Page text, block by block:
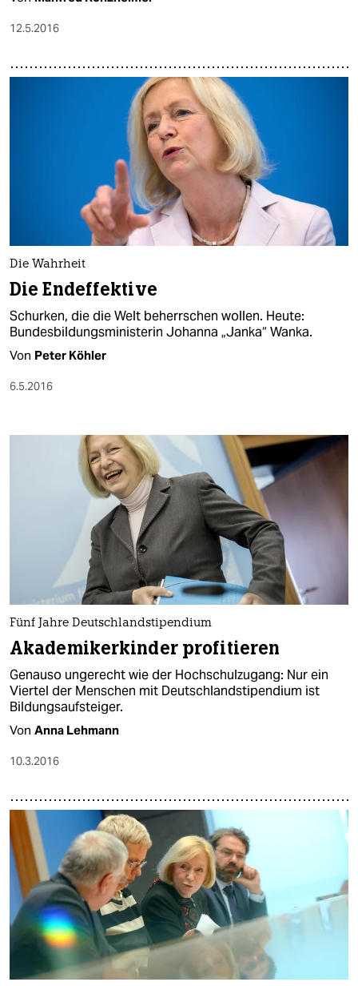
12.5.2016
Die Wahrheit
Die Endeffektive
Schurken, die die Welt beherrschen wollen. Heute:
Bundesbildungsministerin Johanna „Janka“ Wanka.
Von Peter Köhler
6.5.2016
Fünf Jahre Deutschlandstipendium
Akademikerkinder profitieren
Genauso ungerecht wie der Hochschulzugang: Nur ein
Viertel der Menschen mit Deutschlandstipendium ist
Bildungsaufsteiger.
Von Anna Lehmann
10.3.2016